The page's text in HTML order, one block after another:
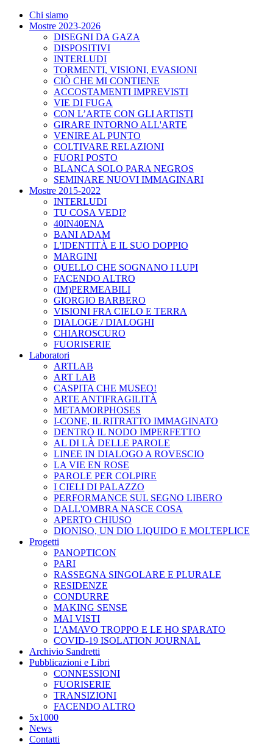
Chi siamo
Mostre 2023-2026
DISEGNI DA GAZA
DISPOSITIVI
INTERLUDI
TORMENTI, VISIONI, EVASIONI
CIÒ CHE MI CONTIENE
ACCOSTAMENTI IMPREVISTI
VIE DI FUGA
CON L’ARTE CON GLI ARTISTI
GIRARE INTORNO ALL'ARTE
VENIRE AL PUNTO
COLTIVARE RELAZIONI
FUORI POSTO
BLANCA SOLO PARA NEGROS
SEMINARE NUOVI IMMAGINARI
Mostre 2015-2022
INTERLUDI
TU COSA VEDI?
40IN40ENA
BANI ADAM
L'IDENTITÀ E IL SUO DOPPIO
MARGINI
QUELLO CHE SOGNANO I LUPI
FACENDO ALTRO
(IM)PERMEABILI
GIORGIO BARBERO
VISIONI FRA CIELO E TERRA
DIALOGE / DIALOGHI
CHIAROSCURO
FUORISERIE
Laboratori
ARTLAB
ART LAB
CASPITA CHE MUSEO!
ARTE ANTIFRAGILITÀ
METAMORPHOSES
I-CONE, IL RITRATTO IMMAGINATO
DENTRO IL NODO IMPERFETTO
AL DI LÀ DELLE PAROLE
LINEE IN DIALOGO A ROVESCIO
LA VIE EN ROSE
PAROLE PER COLPIRE
I CIELI DI PALAZZO
PERFORMANCE SUL SEGNO LIBERO
DALL'OMBRA NASCE COSA
APERTO CHIUSO
DIONISO, UN DIO LIQUIDO E MOLTEPLICE
Progetti
PANOPTICON
PARI
RASSEGNA SINGOLARE E PLURALE
RESIDENZE
CONDURRE
MAKING SENSE
MAI VISTI
L'AMAVO TROPPO E LE HO SPARATO
COVID-19 ISOLATION JOURNAL
Archivio Sandretti
Pubblicazioni e Libri
CONNESSIONI
FUORISERIE
TRANSIZIONI
FACENDO ALTRO
5x1000
News
Contatti